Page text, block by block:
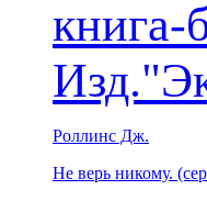
Роллинс Дж.
Не верь никому.